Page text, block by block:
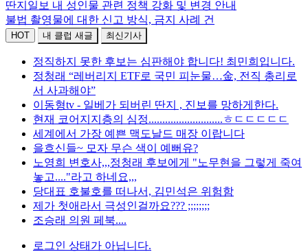
딴지일보 내 성인물 관련 정책 강화 및 변경 안내
불법 촬영물에 대한 신고 방식, 금지 사례 건
HOT 내 클럽 새글 최신기사
정직하지 못한 후보는 심판해야 합니다! 최민희입니다.
정청래 “레버리지 ETF로 국민 피눈물…金, 전직 총리로
서 사과해야”
이동형tv - 일베가 되버린 딴지 , 진보를 망하게한다.
현재 코어지지층의 심정...........................ㅎㄷㄷㄷㄷㄷ
세계에서 가장 예쁜 맥도날드 매장 이랍니다
을흐신들~ 모자 무슨 색이 예뻐유?
노영희 변호사,,,정청래 후보에게 "노무현을 그렇게 죽여
놓고...."라고 하네요,,,
당대표 호불호를 떠나서, 김민석은 위험함
제가 첫애라서 극성인걸까요??? ;;;;;;;;
조승래 의원 페북....
로그인 상태가 아닙니다.